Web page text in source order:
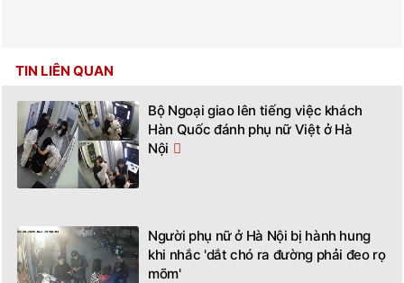
TIN LIÊN QUAN
Bộ Ngoại giao lên tiếng việc khách
Hàn Quốc đánh phụ nữ Việt ở Hà
Nội
Người phụ nữ ở Hà Nội bị hành hung
khi nhắc 'dắt chó ra đường phải đeo rọ
mõm'